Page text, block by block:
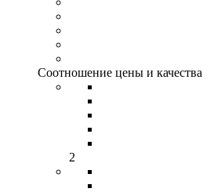
Соотношение цены и качества
2